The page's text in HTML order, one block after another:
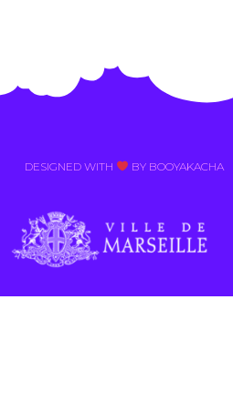
DESIGNED WITH BY BOOYAKACHA​